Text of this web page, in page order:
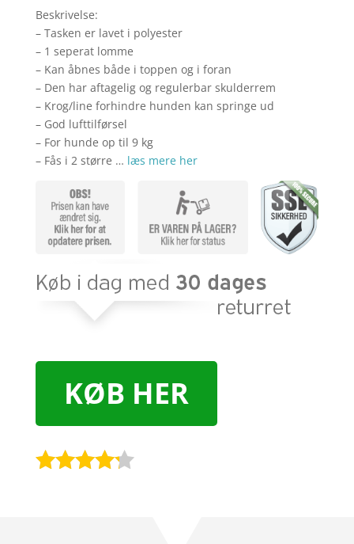
var:
kr. 299,00.
Beskrivelse:
– Tasken er lavet i polyester
– 1 seperat lomme
– Kan åbnes både i toppen og i foran
– Den har aftagelig og regulerbar skulderrem
– Krog/line forhindre hunden kan springe ud
– God lufttilførsel
– For hunde op til 9 kg
– Fås i 2 større … læs mere her
KØB HER